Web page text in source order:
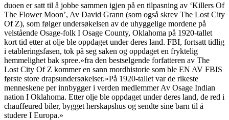
duoen er satt til å jobbe sammen igjen på en tilpasning av ‘Killers Of
The Flower Moon’, Av David Grann (som også skrev The Lost City
Of Z), som følger undersøkelsen av de uhyggelige mordene på
velstående Osage-folk I Osage County, Oklahoma på 1920-tallet
kort tid etter at olje ble oppdaget under deres land. FBI, fortsatt tidlig
i etableringsfasen, tok på seg saken og oppdaget en fryktelig
hemmelighet bak spree.»fra den bestselgende forfatteren av The
Lost City Of Z kommer en sann mordhistorie som ble EN AV FBIS
første store drapsundersøkelser.»På 1920-tallet var de rikeste
menneskene per innbygger i verden medlemmer Av Osage Indian
nation I Oklahoma. Etter olje ble oppdaget under deres land, de red i
chauffeured biler, bygget herskapshus og sendte sine barn til å
studere I Europa.»